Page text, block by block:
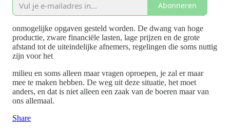
Abonneren
onmogelijke opgaven gesteld worden. De dwang van hoge
productie, zware financiële lasten, lage prijzen en de grote
afstand tot de uiteindelijke afnemers, regelingen die soms nuttig
zijn voor het
milieu en soms alleen maar vragen oproepen, je zal er maar
mee te maken hebben. De weg uit deze situatie, het moet
anders, en dat is niet alleen een zaak van de boeren maar van
ons allemaal.
Share